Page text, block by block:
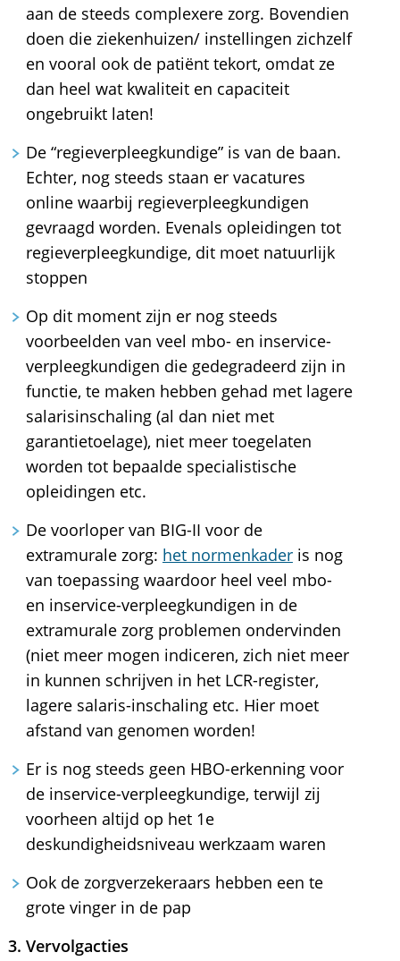
aan de steeds complexere zorg. Bovendien
doen die ziekenhuizen/ instellingen zichzelf
en vooral ook de patiënt tekort, omdat ze
dan heel wat kwaliteit en capaciteit
ongebruikt laten!
De “regieverpleegkundige” is van de baan.
Echter, nog steeds staan er vacatures
online waarbij regieverpleegkundigen
gevraagd worden. Evenals opleidingen tot
regieverpleegkundige, dit moet natuurlijk
stoppen
Op dit moment zijn er nog steeds
voorbeelden van veel mbo- en inservice-
verpleegkundigen die gedegradeerd zijn in
functie, te maken hebben gehad met lagere
salarisinschaling (al dan niet met
garantietoelage), niet meer toegelaten
worden tot bepaalde specialistische
opleidingen etc.
De voorloper van BIG-II voor de
extramurale zorg: het normenkaderis nog
van toepassing waardoor heel veel mbo-
en inservice-verpleegkundigen in de
extramurale zorg problemen ondervinden
(niet meer mogen indiceren, zich niet meer
in kunnen schrijven in het LCR-register,
lagere salaris-inschaling etc. Hier moet
afstand van genomen worden!
Er is nog steeds geen HBO-erkenning voor
de inservice-verpleegkundige, terwijl zij
voorheen altijd op het 1e
deskundigheidsniveau werkzaam waren
Ook de zorgverzekeraars hebben een te
grote vinger in de pap
3. Vervolgacties